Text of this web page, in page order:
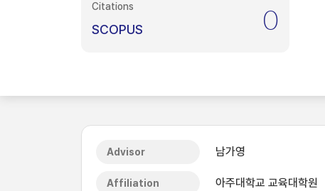
Citations
SCOPUS 0
Advisor 남가영
Affiliation 아주대학교 교육대학원